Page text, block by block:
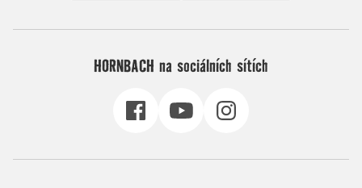
HORNBACH na sociálních sítích